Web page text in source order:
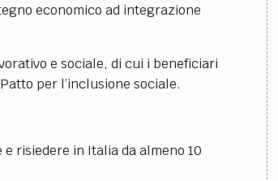
economico ad integrazione
e sociale, di cui i beneficiari
per l’inclusione sociale.
risiedere in Italia da almeno 10